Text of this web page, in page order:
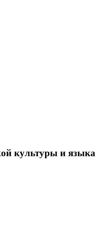
культуры и языка